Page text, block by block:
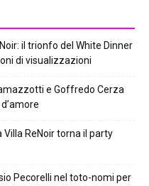
il trionfo del White Dinner
di visualizzazioni
e Goffredo Cerza
Villa ReNoir torna il party
Pecorelli nel toto-nomi per